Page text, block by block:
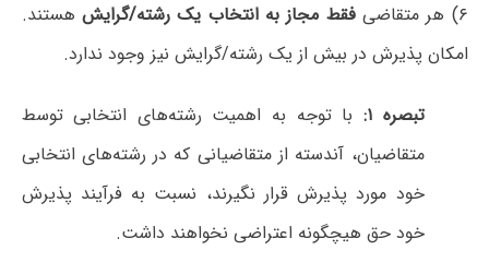
۶) هر متقاضی فقط مجاز به انتخاب یک رشته/گرایش هستند.
امکان پذیرش در بیش از یک رشته/گرایش نیز وجود ندارد.
تبصره ۱:
با توجه به اهمیت رشته‌های انتخابی توسط
متقاضیان، آندسته از متقاضیانی که در رشته‌های انتخابی
خود مورد پذیرش قرار نگیرند، نسبت به فرآیند پذیرش
خود حق هیچگونه اعتراضی نخواهند داشت.